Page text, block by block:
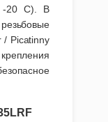
-20 C). В
/ Picatinny